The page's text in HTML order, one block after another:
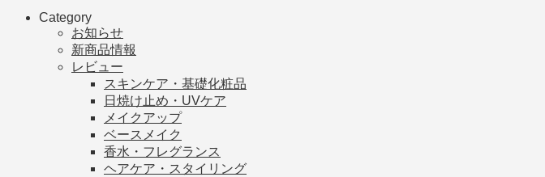
Category
お知らせ
新商品情報
レビュー
スキンケア・基礎化粧品
日焼け止め・UVケア
メイクアップ
ベースメイク
香水・フレグランス
ヘアケア・スタイリング